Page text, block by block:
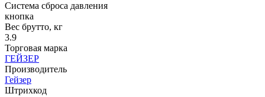
Система сброса давления
кнопка
Вес брутто, кг
3.9
Торговая марка
ГЕЙЗЕР
Производитель
Гейзер
Штрихкод